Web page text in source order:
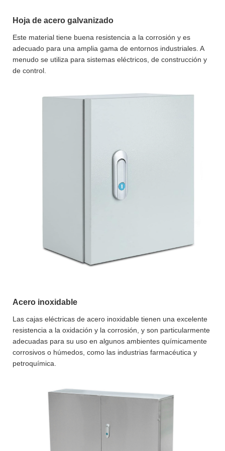
Hoja de acero galvanizado
Este material tiene buena resistencia a la corrosión y es
adecuado para una amplia gama de entornos industriales. A
menudo se utiliza para sistemas eléctricos, de construcción y
de control.
Acero inoxidable
Las cajas eléctricas de acero inoxidable tienen una excelente
resistencia a la oxidación y la corrosión, y son particularmente
adecuadas para su uso en algunos ambientes químicamente
corrosivos o húmedos, como las industrias farmacéutica y
petroquímica.